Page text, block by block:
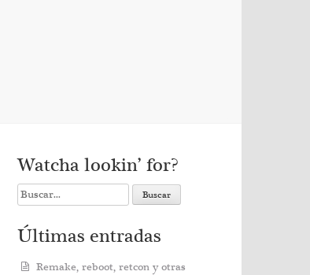
Watcha lookin’ for?
Search
for:
Últimas entradas
Remake, reboot, retcon y otras